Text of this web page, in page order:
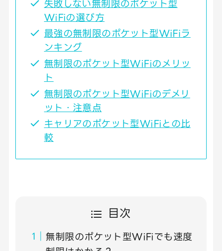
失敗しない無制限のポケット型
WiFiの選び方
最強の無制限のポケット型WiFiラ
ンキング
無制限のポケット型WiFiのメリッ
ト
無制限のポケット型WiFiのデメリ
ット・注意点
キャリアのポケット型WiFiとの比
較
目次
無制限のポケット型WiFiでも速度